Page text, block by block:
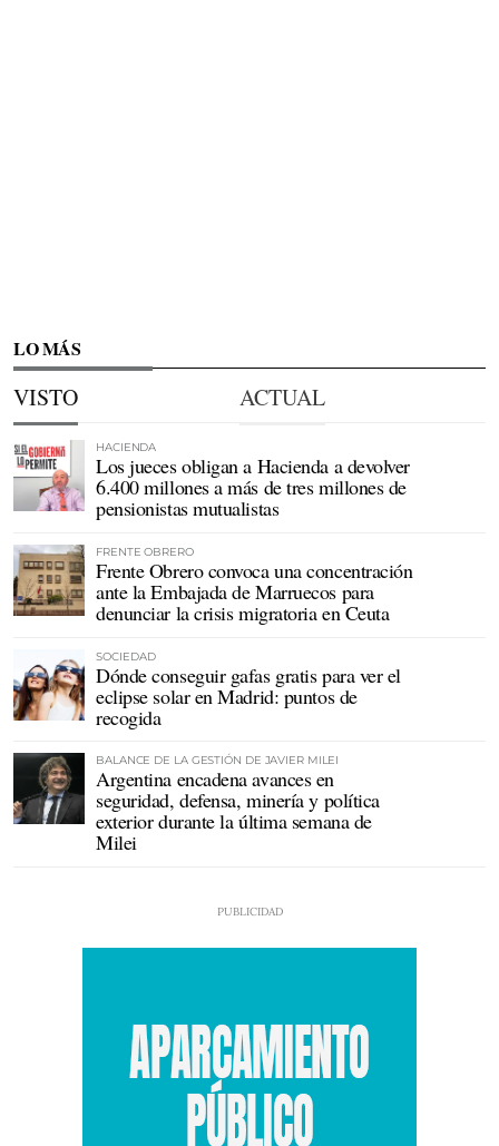
LO MÁS
VISTO ACTUAL
HACIENDA
Los jueces obligan a Hacienda a devolver
6.400 millones a más de tres millones de
pensionistas mutualistas
FRENTE OBRERO
Frente Obrero convoca una concentración
ante la Embajada de Marruecos para
denunciar la crisis migratoria en Ceuta
SOCIEDAD
Dónde conseguir gafas gratis para ver el
eclipse solar en Madrid: puntos de
recogida
BALANCE DE LA GESTIÓN DE JAVIER MILEI
Argentina encadena avances en
seguridad, defensa, minería y política
exterior durante la última semana de
Milei